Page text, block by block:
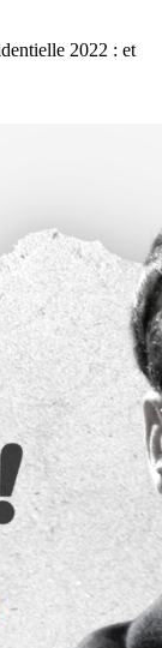
2022 : et